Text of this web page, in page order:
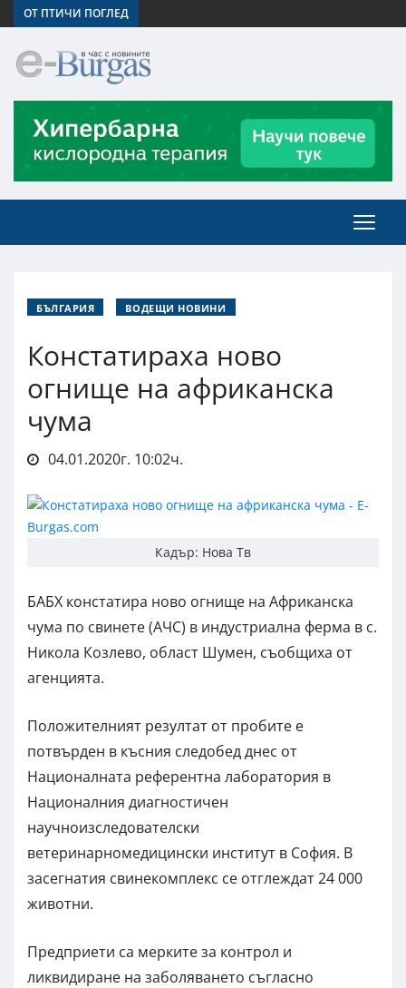
ОТ ПТИЧИ ПОГЛЕД
БЪЛГАРИЯ ВОДЕЩИ НОВИНИ
Констатираха ново
огнище на африканска
чума
04.01.2020г. 10:02ч.
Кадър: Нова Тв
БАБХ констатира ново огнище на Африканска
чума по свинете (АЧС) в индустриална ферма в с.
Никола Козлево, област Шумен, съобщиха от
агенцията.
Положителният резултат от пробите е
потвърден в късния следобед днес от
Националната референтна лаборатория в
Националния диагностичен
научноизследователски
ветеринарномедицински институт в София. В
засегнатия свинекомплекс се отглеждат 24 000
животни.
Предприети са мерките за контрол и
ликвидиране на заболяването съгласно